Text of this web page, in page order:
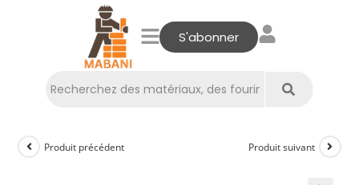
S'abonner
Produit précédent Produit suivant